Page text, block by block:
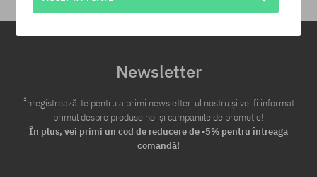
Newsletter
Înregistrează-te pentru a primi newsletter-ul nostru și vei fi informat
primul despre produse noi și campaniile de promoție!
În plus, vei primi un cod de reducere de -5% pentru întreaga
comandă!